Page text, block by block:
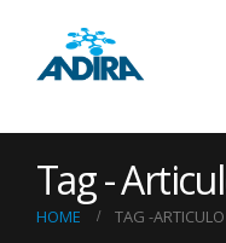
Tag -
HOME TAG -ARTICULO